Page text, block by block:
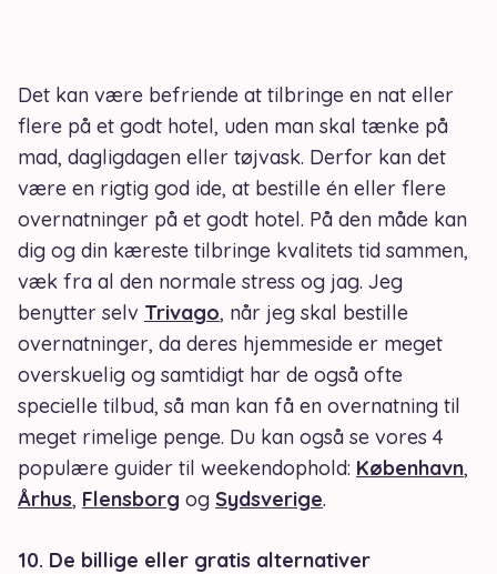
Det kan være befriende at tilbringe en nat eller
flere på et godt hotel, uden man skal tænke på
mad, dagligdagen eller tøjvask. Derfor kan det
være en rigtig god ide, at bestille én eller flere
overnatninger på et godt hotel. På den måde kan
dig og din kæreste tilbringe kvalitets tid sammen,
væk fra al den normale stress og jag. Jeg
benytter selv Trivago, når jeg skal bestille
overnatninger, da deres hjemmeside er meget
overskuelig og samtidigt har de også ofte
specielle tilbud, så man kan få en overnatning til
meget rimelige penge. Du kan også se vores 4
populære guider til weekendophold: København,
Århus, Flensborg og Sydsverige.
10. De billige eller gratis alternativer